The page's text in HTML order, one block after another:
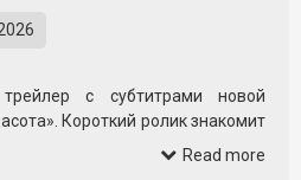
с субтитрами новой
Короткий ролик знакомит
истории, намекает на ключевые
Read more